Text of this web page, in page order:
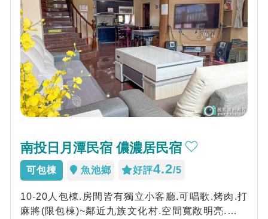
南投日月潭民宿 儂濃居民宿
可包棟 魚池鄉 好評4.2/5
10-20人包棟.房間皆有獨立小客廳.可唱歌.烤肉.打
麻將(限包棟)~鄰近九族文化村.空間寬敞明亮.您可